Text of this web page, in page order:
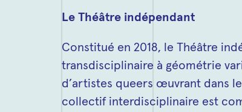
Le Théâtre indépendant
Constitué en 2018, le Théâtre
transdisciplinaire à géométrie
d’artistes queers œuvrant dans
collectif interdisciplinaire est